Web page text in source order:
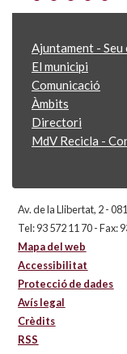
Ajuntament -
El municipi
Comunicació
Àmbits
Directori
MdV Recicla -
Av. de la Llibertat, 2 -
Tel: 93 572 11 70 - Fax:
Mapa del web
Accessibilitat
Protecció de dades
Avís legal
Crèdits
RSS